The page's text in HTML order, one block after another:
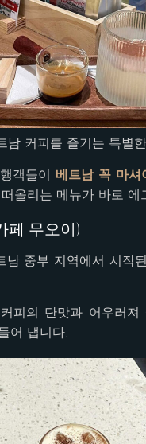
남 커피를 즐기는 특별
객들이 베트남 꼭 마셔
올리는 메뉴가 바로 에
페 무오이)
남 중부 지역에서 시작
피의 단맛과 어우러
어 냅니다.